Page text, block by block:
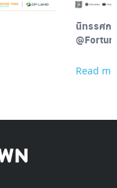
นิทรรศก
Read